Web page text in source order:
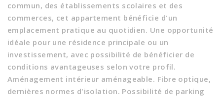
commun, des établissements scolaires et des
commerces, cet appartement bénéficie d'un
emplacement pratique au quotidien. Une opportunité
idéale pour une résidence principale ou un
investissement, avec possibilité de bénéficier de
conditions avantageuses selon votre profil.
Aménagement intérieur aménageable. Fibre optique,
dernières normes d'isolation. Possibilité de parking